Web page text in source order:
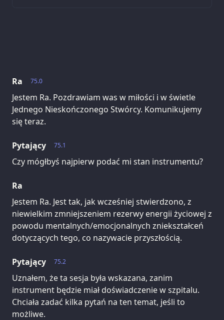
75.0
Ra
Jestem Ra. Pozdrawiam was w miłości i w świetle
Jednego Nieskończonego Stwórcy. Komunikujemy
się teraz.
75.1
Pytający
Czy mógłbyś najpierw podać mi stan instrumentu?
Ra
Jestem Ra. Jest tak, jak wcześniej stwierdzono, z
niewielkim zmniejszeniem rezerwy energii życiowej z
powodu mentalnych/emocjonalnych zniekształceń
dotyczących tego, co nazywacie przyszłością.
75.2
Pytający
Uznałem, że ta sesja była wskazana, zanim
instrument będzie miał doświadczenie w szpitalu.
Chciała zadać kilka pytań na ten temat, jeśli to
możliwe.